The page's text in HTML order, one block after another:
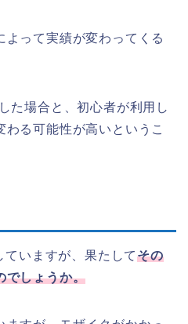
よって実績が変わってくる
た場合と、初心者が利用し
る可能性が高いというこ
ていますが、果たしてその
でしょうか。